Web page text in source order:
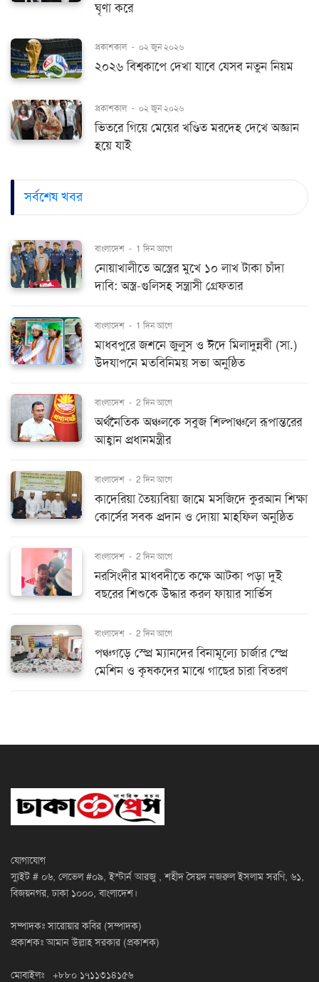
ঘৃণা করে
প্রকাশকাল - ০২ জুন ২০২৬
২০২৬ বিশ্বকাপে দেখা যাবে যেসব নতুন নিয়ম
প্রকাশকাল - ০২ জুন ২০২৬
ভিতরে গিয়ে মেয়ের খণ্ডিত মরদেহ দেখে অজ্ঞান
হয়ে যাই
সর্বশেষ খবর
বাংলাদেশ - 1 দিন আগে
নোয়াখালীতে অস্ত্রের মুখে ১০ লাখ টাকা চাঁদা
দাবি: অস্ত্র-গুলিসহ সন্ত্রাসী গ্রেফতার
বাংলাদেশ - 1 দিন আগে
মাধবপুরে জশনে জুলুস ও ঈদে মিলাদুন্নবী (সা.)
উদযাপনে মতবিনিময় সভা অনুষ্ঠিত
বাংলাদেশ - 2 দিন আগে
অর্থনৈতিক অঞ্চলকে সবুজ শিল্পাঞ্চলে রূপান্তরের
আহ্বান প্রধানমন্ত্রীর
বাংলাদেশ - 2 দিন আগে
কাদেরিয়া তৈয়্যবিয়া জামে মসজিদে কুরআন শিক্ষা
কোর্সের সবক প্রদান ও দোয়া মাহফিল অনুষ্ঠিত
বাংলাদেশ - 2 দিন আগে
নরসিংদীর মাধবদীতে কক্ষে আটকা পড়া দুই
বছরের শিশুকে উদ্ধার করল ফায়ার সার্ভিস
বাংলাদেশ - 2 দিন আগে
পঞ্চগড়ে স্প্রে ম্যানদের বিনামূল্যে চার্জার স্প্রে
মেশিন ও কৃষকদের মাঝে গাছের চারা বিতরণ
যোগাযোগ
স্যুইট # ০৬, লেভেল #০৯, ইস্টার্ন আরজু , শহীদ সৈয়দ নজরুল ইসলাম সরণি, ৬১,
বিজয়নগর, ঢাকা ১০০০, বাংলাদেশ।
সম্পাদকঃ সারোয়ার কবির (সম্পাদক)
প্রকাশকঃ আমান উল্লাহ সরকার (প্রকাশক)
মোবাইলঃ +৮৮০ ১৭১১৩১৪১৫৬